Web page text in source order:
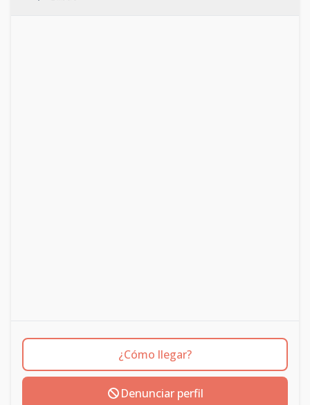
¿Cómo llegar?
Denunciar perfil